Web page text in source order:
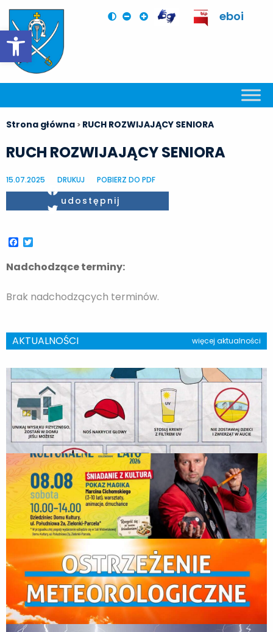
Otwórz pasek narzędzi
eboi
Strona główna > RUCH ROZWIJAJĄCY SENIORA
RUCH ROZWIJAJĄCY SENIORA
15.07.2025 DRUKUJ POBIERZ DO PDF
Twitter
udostępnij
Facebook
Nadchodzące terminy:
Brak nadchodzących terminów.
AKTUALNOŚCI więcej aktualności